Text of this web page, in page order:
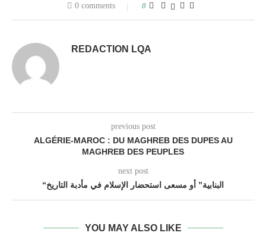
0 comments 0
REDACTION LQA
previous post
ALGÉRIE-MAROC : DU MAGHREB DES DUPES AU
MAGHREB DES PEUPLES
next post
“البنابية” أو مسعى استحضار الإسلام في مأدبة التاريخ
YOU MAY ALSO LIKE